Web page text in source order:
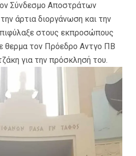
Σύνδεσμο Αποστράτων
άρτια διοργάνωση και την
στους εκπροσώπους
θερμα τον Πρόεδρο Αντγο ΠΒ
για την πρόσκλησή του.